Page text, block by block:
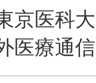
京医科
医療通